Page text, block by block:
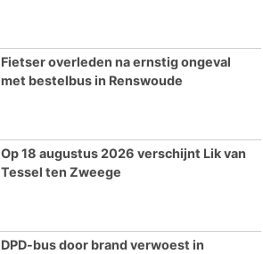
Fietser overleden na ernstig ongeval
met bestelbus in Renswoude
Op 18 augustus 2026 verschijnt Lik van
Tessel ten Zweege
DPD-bus door brand verwoest in